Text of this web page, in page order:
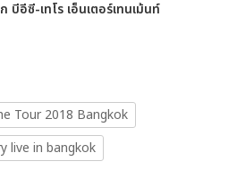
อีซี-เทโร เอ็นเตอร์เทนเม้นท์
Tour 2018 Bangkok
live in bangkok